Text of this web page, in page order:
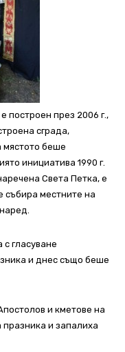
построен през 2006 г.,
сграда,
мястото беше
инициатива 1990 г.
Света Петка, е
събира местните на
гласуване
и днес също беше
и кметове на
празника и запалиха